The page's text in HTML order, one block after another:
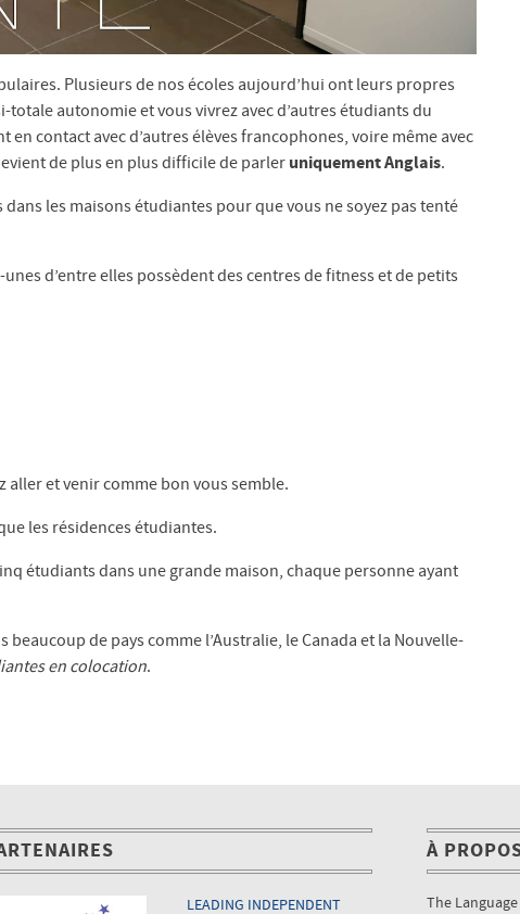
Plusieurs de nos écoles aujourd’hui ont leurs propres
autonomie et vous vivrez avec d’autres étudiants du
contact avec d’autres élèves francophones, voire même avec
de plus en plus difficile de parler uniquement Anglais.
les maisons étudiantes pour que vous ne soyez pas tenté
d’entre elles possèdent des centres de fitness et de petits
aller et venir comme bon vous semble.
les résidences étudiantes.
étudiants dans une grande maison, chaque personne ayant
de pays comme l’Australie, le Canada et la Nouvelle-
en colocation.
LEADING INDEPENDENT
À
The